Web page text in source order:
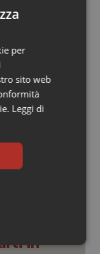
hanno in questo
di altri
in
per
sito web
Leggi di
Marketing